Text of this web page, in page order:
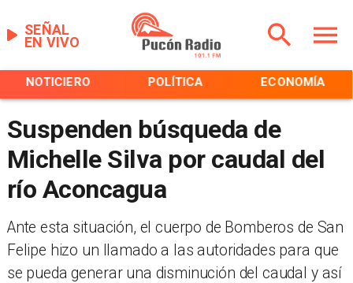
EN VIVO
SEÑAL
NOTICIERO POLÍTICA ECONOMÍA
Suspenden búsqueda de
Michelle Silva por caudal del
río Aconcagua
​Ante esta situación, el cuerpo de Bomberos de San
Felipe hizo un llamado a las autoridades para que
se pueda generar una disminución del caudal y así